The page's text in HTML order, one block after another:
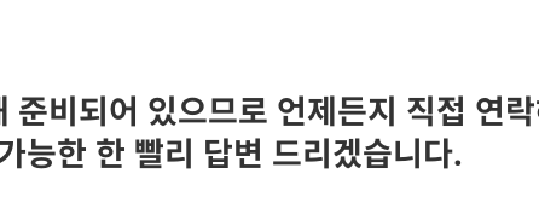
비되어 있으므로 언제든지 직접 연
능한 한 빨리 답변 드리겠습니다.